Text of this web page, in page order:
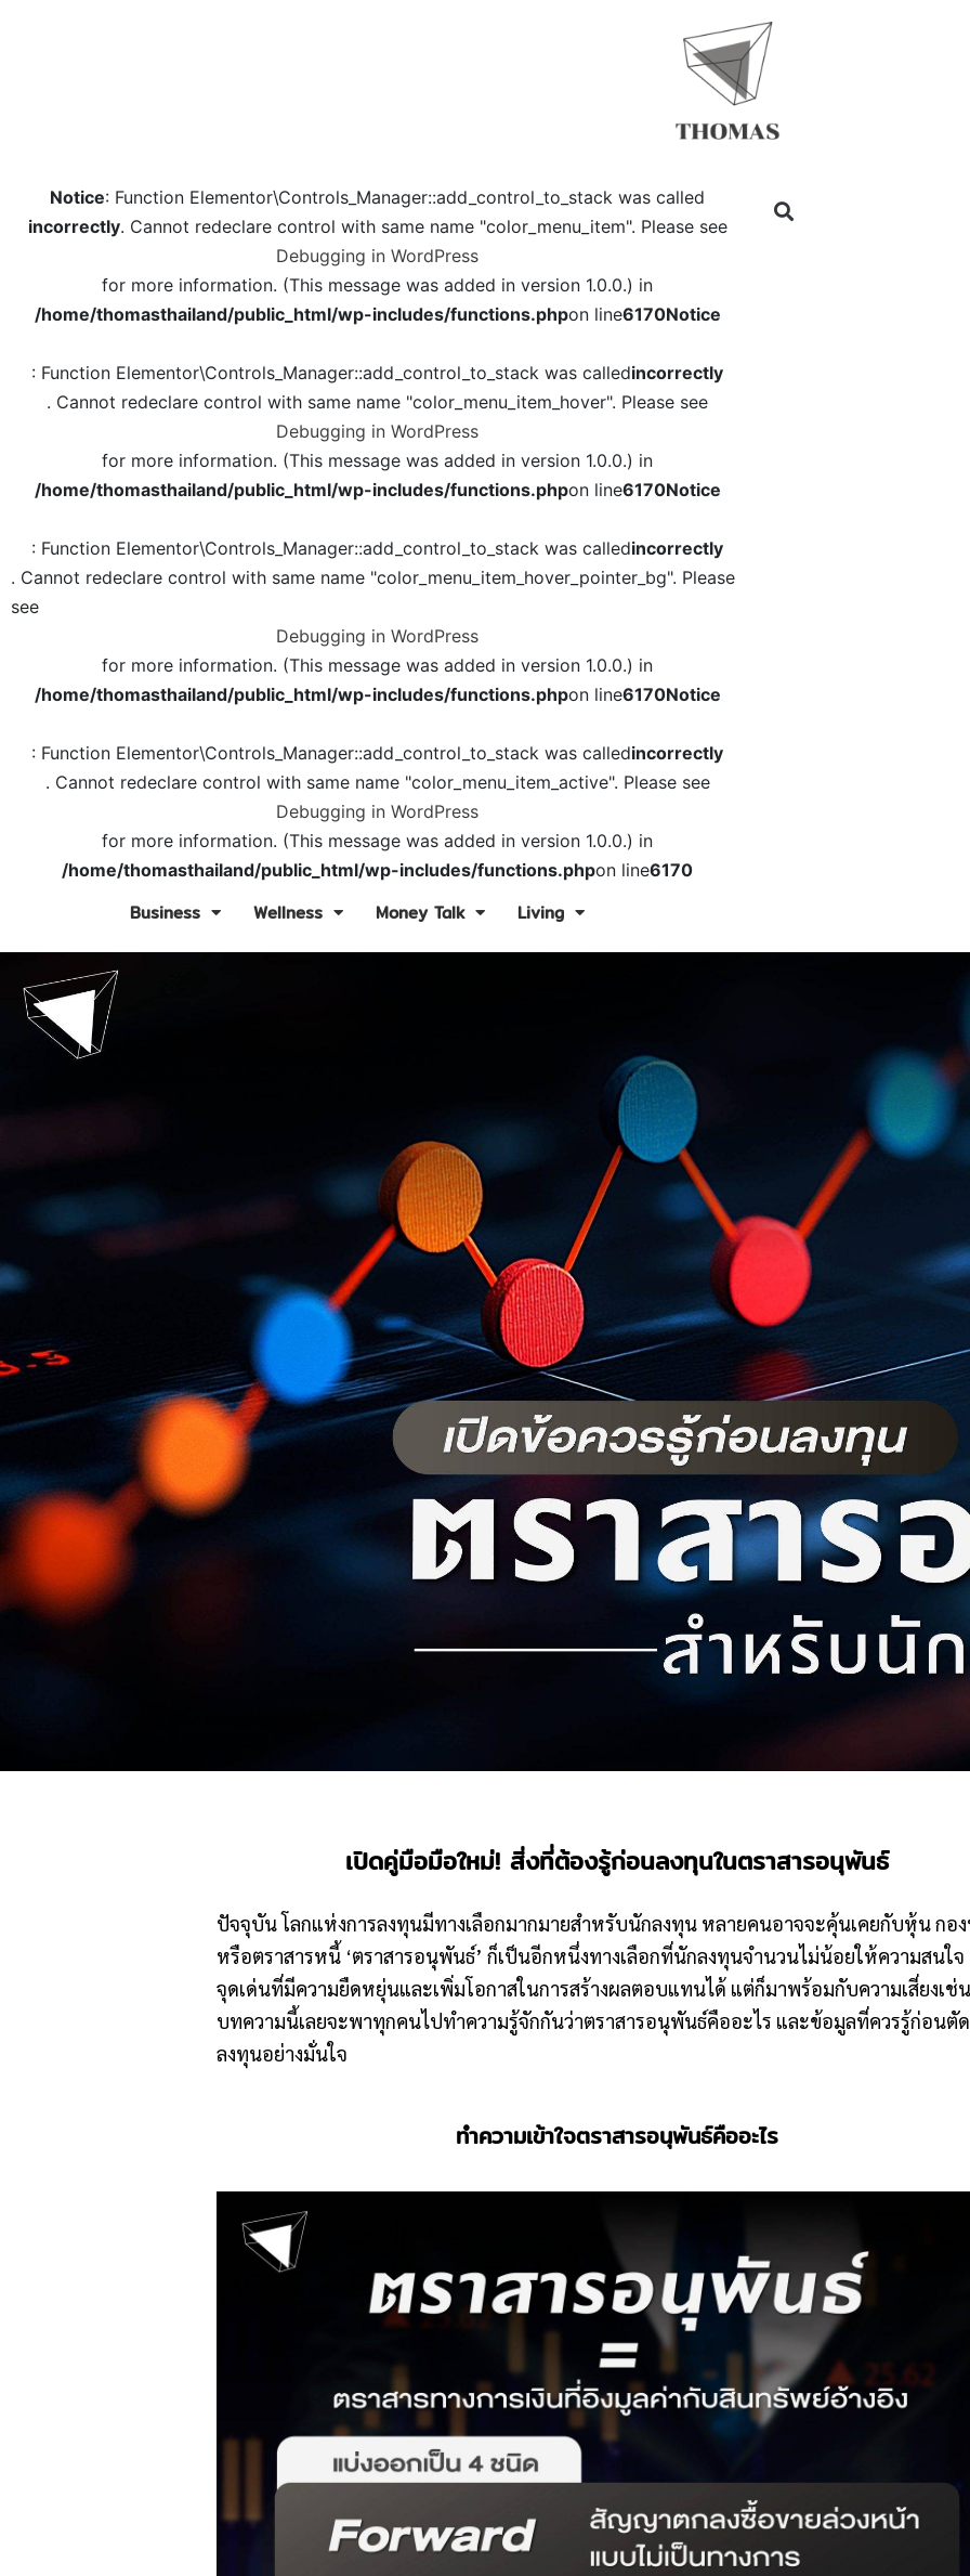
Notice: Function Elementor\Controls_Manager::add_control_to_stack was called
incorrectly. Cannot redeclare control with same name "color_menu_item". Please see
Debugging in WordPress
for more information. (This message was added in version 1.0.0.) in
/home/thomasthailand/public_html/wp-includes/functions.phpon line6170Notice
: Function Elementor\Controls_Manager::add_control_to_stack was calledincorrectly
. Cannot redeclare control with same name "color_menu_item_hover". Please see
Debugging in WordPress
for more information. (This message was added in version 1.0.0.) in
/home/thomasthailand/public_html/wp-includes/functions.phpon line6170Notice
: Function Elementor\Controls_Manager::add_control_to_stack was calledincorrectly
. Cannot redeclare control with same name "color_menu_item_hover_pointer_bg". Please
see
Debugging in WordPress
for more information. (This message was added in version 1.0.0.) in
/home/thomasthailand/public_html/wp-includes/functions.phpon line6170Notice
: Function Elementor\Controls_Manager::add_control_to_stack was calledincorrectly
. Cannot redeclare control with same name "color_menu_item_active". Please see
Debugging in WordPress
for more information. (This message was added in version 1.0.0.) in
/home/thomasthailand/public_html/wp-includes/functions.phpon line6170
Business Wellness Money Talk Living
เปิดคู่มือมือใหม่! สิ่งที่ต้องรู้ก่อนลงทุนในตราสารอนุพันธ์
ปัจจุบัน โลกแห่งการลงทุนมีทางเลือกมากมายสำหรับนักลงทุน หลายคนอาจจะคุ้นเคยกับหุ้น กอ
หรือตราสารหนี้ ‘ตราสารอนุพันธ์’ ก็เป็นอีกหนึ่งทางเลือกที่นักลงทุนจำนวนไม่น้อยให้ความสนใจ
จุดเด่นที่มีความยืดหยุ่นและเพิ่มโอกาสในการสร้างผลตอบแทนได้ แต่ก็มาพร้อมกับความเสี่ยงเช่
บทความนี้เลยจะพาทุกคนไปทำความรู้จักกันว่าตราสารอนุพันธ์คืออะไร และข้อมูลที่ควรรู้ก่อนตั
ลงทุนอย่างมั่นใจ
ทำความเข้าใจตราสารอนุพันธ์คืออะไร